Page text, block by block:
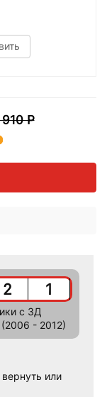
Р
2 1
c 3Д
- 2012)
или